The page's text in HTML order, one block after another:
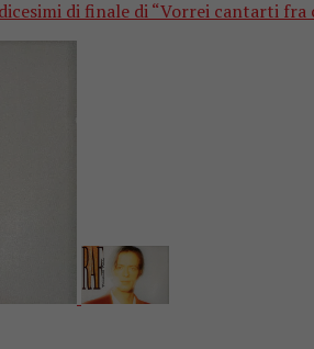
di finale di “Vorrei cantarti